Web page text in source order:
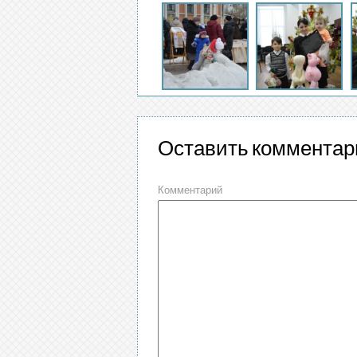
Оставить
Комментарий